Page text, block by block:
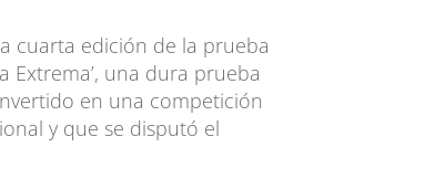
cuarta edición de la prueba
Extrema’, una dura prueba
en una competición
y que se disputó el